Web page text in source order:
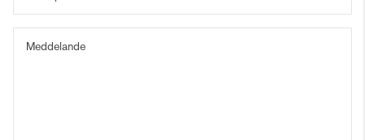
Meddelande